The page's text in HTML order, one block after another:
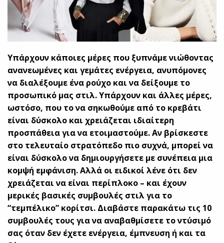
Υπάρχουν κάποιες μέρες που ξυπνάμε νιώθοντας
ανανεωμένες και γεμάτες ενέργεια, ανυπόμονες
να διαλέξουμε ένα ρούχο και να δείξουμε το
προσωπικό μας στιλ. Υπάρχουν και άλλες μέρες,
ωστόσο, που το να σηκωθούμε από το κρεβάτι
είναι δύσκολο και χρειάζεται ιδιαίτερη
προσπάθεια για να ετοιμαστούμε. Αν βρίσκεστε
στο τελευταίο στρατόπεδο πιο συχνά, μπορεί να
είναι δύσκολο να δημιουργήσετε με συνέπεια μια
κομψή εμφάνιση. Αλλά οι ειδικοί λένε ότι δεν
χρειάζεται να είναι περίπλοκο – και έχουν
μερικές βασικές συμβουλές στιλ για το
“τεμπέλικο” κορίτσι. Διαβάστε παρακάτω τις 10
συμβουλές τους για να αναβαθμίσετε το ντύσιμό
σας όταν δεν έχετε ενέργεια, έμπνευση ή και τα